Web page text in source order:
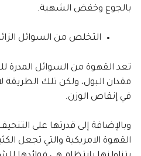
بالجوع وخفض الشهية.
التخلص من السوائل
تعد القهوة من السوائل المدرة
فقدان البول، ولكن تلك الطريقة لا
في إنقاص الوزن.
وبالإضافة إلى قدرتها على
القهوة الامريكية والتي تجعل